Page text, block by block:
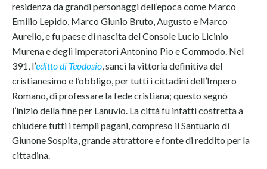
residenza da grandi personaggi dell’epoca come Marco
Emilio Lepido, Marco Giunio Bruto, Augusto e Marco
Aurelio, e fu paese di nascita del Console Lucio Licinio
Murena e degli Imperatori Antonino Pio e Commodo. Nel
391, l’editto di Teodosio, sancì la vittoria definitiva del
cristianesimo e l’obbligo, per tutti i cittadini dell’Impero
Romano, di professare la fede cristiana; questo segnò
l’inizio della fine per Lanuvio. La città fu infatti costretta a
chiudere tutti i templi pagani, compreso il Santuario di
Giunone Sospita, grande attrattore e fonte di reddito per la
cittadina.